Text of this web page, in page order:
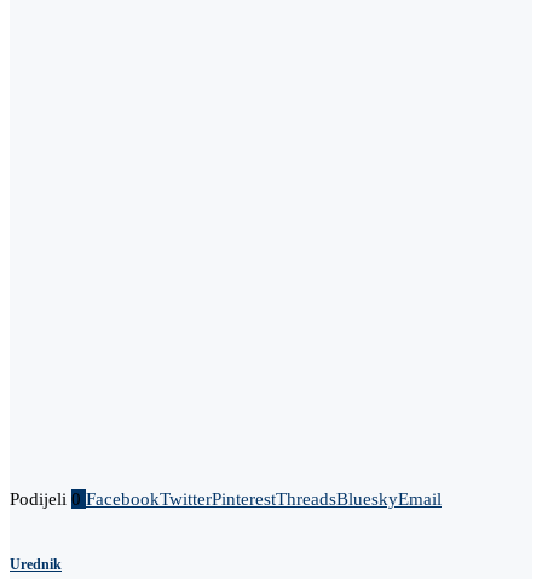
Podijeli 0 FacebookTwitterPinterestThreadsBlueskyEmail
Urednik